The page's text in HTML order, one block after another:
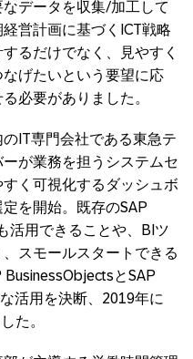
データを収集/加工して
営計画に基づくICT戦略
るだけでなく、見やすく
げたいという要望に応
必要がありました。
IT専門会社である東急テ
が業務を担うシステムセ
く可視化するダッシュボ
を開始。既存のSAP
活用できることや、BIツ
スモールスタートできる
BusinessObjectsとSAP
活用を決断、2019年に
た。